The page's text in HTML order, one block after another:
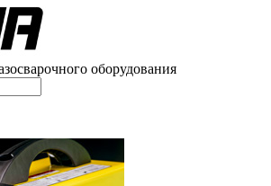
оборудования